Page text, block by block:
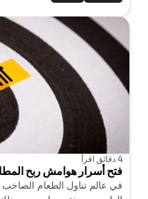
4 دقائق اقرأ
فتح أسرار هوامش ربح
في عالم تناول الطعام الصاخب